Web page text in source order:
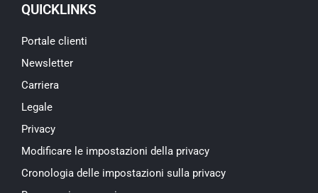
QUICKLINKS
Portale clienti
Newsletter
Carriera
Legale
Privacy
Modificare le impostazioni della privacy
Cronologia delle impostazioni sulla privacy